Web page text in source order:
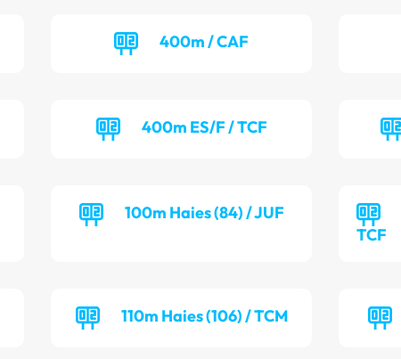
400m / CAF
400m ES/F / TCF
100m Haies (84) / JUF
TCF
110m Haies (106) / TCM